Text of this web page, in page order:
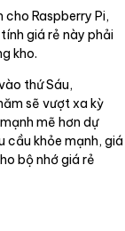
Raspberry Pi,
giá rẻ này phải
kho.
thứ Sáu,
sẽ vượt xa kỳ
mẽ hơn dự
cầu khỏe mạnh, giá
bộ nhớ giá rẻ